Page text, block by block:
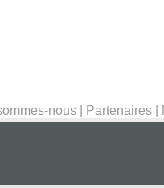
nous Partenaires